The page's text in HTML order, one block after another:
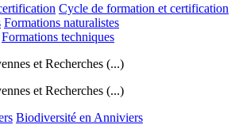
Cycle de formation et certification
Formations naturalistes
Formations techniques
et Recherches (...)
et Recherches (...)
Biodiversité en Anniviers